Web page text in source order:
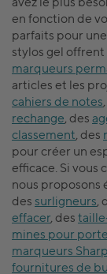
en fonction de
parfaits pour
stylos gel
marqueurs
articles et les
cahiers de notes
rechange , des
classement , des
pour créer un
efficace. Si vous
nous proposons
des surligneurs ,
effacer , des
mines pour
marqueurs
fournitures de